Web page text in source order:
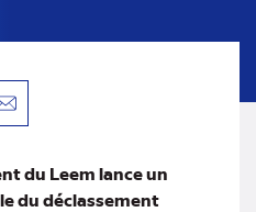
Envoyer
du Leem lance un
du déclassement